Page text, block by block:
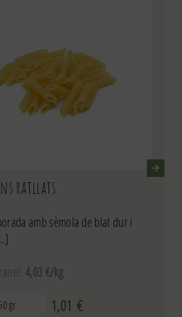
ratllats
amb sèmola de blat dur i
4,03 €/kg
1,01 €